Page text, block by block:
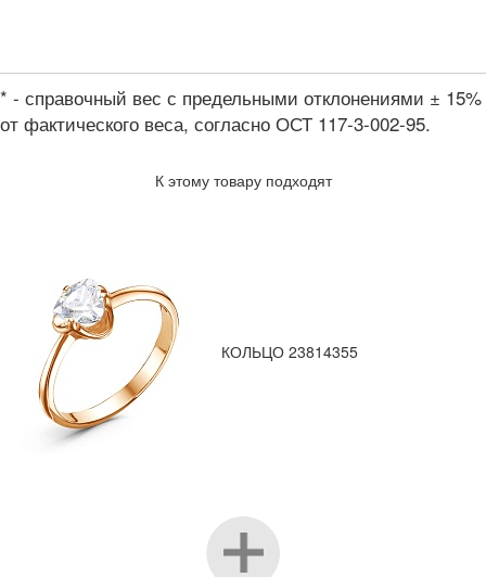
* - справочный вес с предельными отклонениями ± 15%
от фактического веса, согласно ОСТ 117-3-002-95.
К этому товару подходят
КОЛЬЦО 23814355